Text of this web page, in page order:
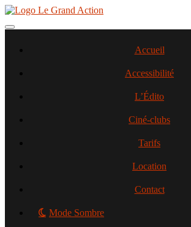
Aller
contenu
Toggle navigation
Accueil
Accessibilité
L’Édito
Ciné-clubs
Tarifs
Location
Contact
Mode Sombre